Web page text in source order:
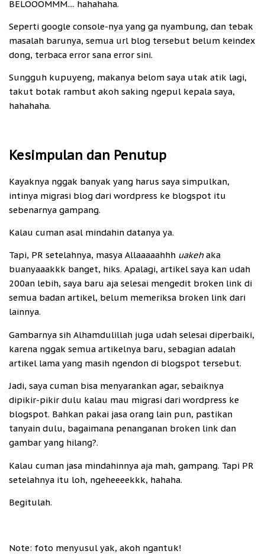
BELOOOMMM.... hahahaha.
Seperti google console-nya yang ga nyambung, dan tebak
masalah barunya, semua url blog tersebut belum keindex
dong, terbaca error sana error sini.
Sungguh kupuyeng, makanya belom saya utak atik lagi,
takut botak rambut akoh saking ngepul kepala saya,
hahahaha.
Kesimpulan dan Penutup
Kayaknya nggak banyak yang harus saya simpulkan,
intinya migrasi blog dari wordpress ke blogspot itu
sebenarnya gampang.
Kalau cuman asal mindahin datanya ya.
Tapi, PR setelahnya, masya Allaaaaahhh uakehaka
buanyaaakkk banget, hiks. Apalagi, artikel saya kan udah
200an lebih, saya baru aja selesai mengedit broken link di
semua badan artikel, belum memeriksa broken link dari
lainnya.
Gambarnya sih Alhamdulillah juga udah selesai diperbaiki,
karena nggak semua artikelnya baru, sebagian adalah
artikel lama yang masih ngendon di blogspot tersebut.
Jadi, saya cuman bisa menyarankan agar, sebaiknya
dipikir-pikir dulu kalau mau migrasi dari wordpress ke
blogspot. Bahkan pakai jasa orang lain pun, pastikan
tanyain dulu, bagaimana penanganan broken link dan
gambar yang hilang?.
Kalau cuman jasa mindahinnya aja mah, gampang. Tapi PR
setelahnya itu loh, ngeheeeekkk, hahaha.
Begitulah.
Note: foto menyusul yak, akoh ngantuk!